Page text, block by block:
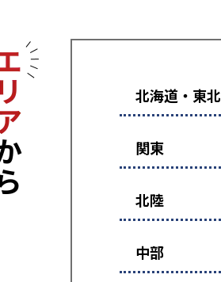
北海道・東北
関東
北陸
中部